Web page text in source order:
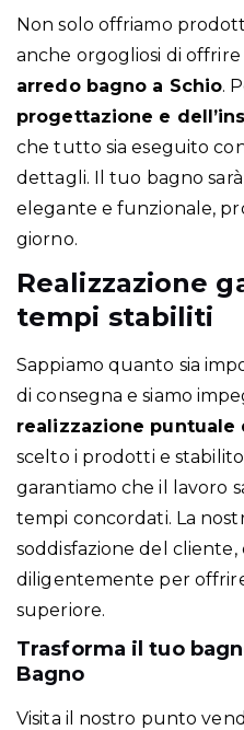
Non solo offriamo
anche orgogliosi di
arredo bagno a Schio.
progettazione e
che tutto sia eseguito
dettagli. Il tuo bagno
elegante e funzionale,
giorno.
Realizzazione
tempi stabiliti
Sappiamo quanto sia
di consegna e siamo
realizzazione
scelto i prodotti e
garantiamo che il lavoro
tempi concordati. La
soddisfazione del cliente,
diligentemente per
superiore.
Trasforma il tuo
Bagno
Visita il nostro punto